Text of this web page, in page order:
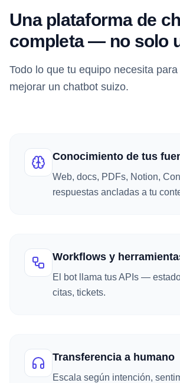
Una plataforma de
completa — no solo
Todo lo que tu equipo necesita
mejorar un chatbot suizo.
Conocimiento de tus
Web, docs, PDFs, Notion,
respuestas ancladas a tu
Workflows y
El bot llama tus APIs —
citas, tickets.
Transferencia a humano
Escala según intención,